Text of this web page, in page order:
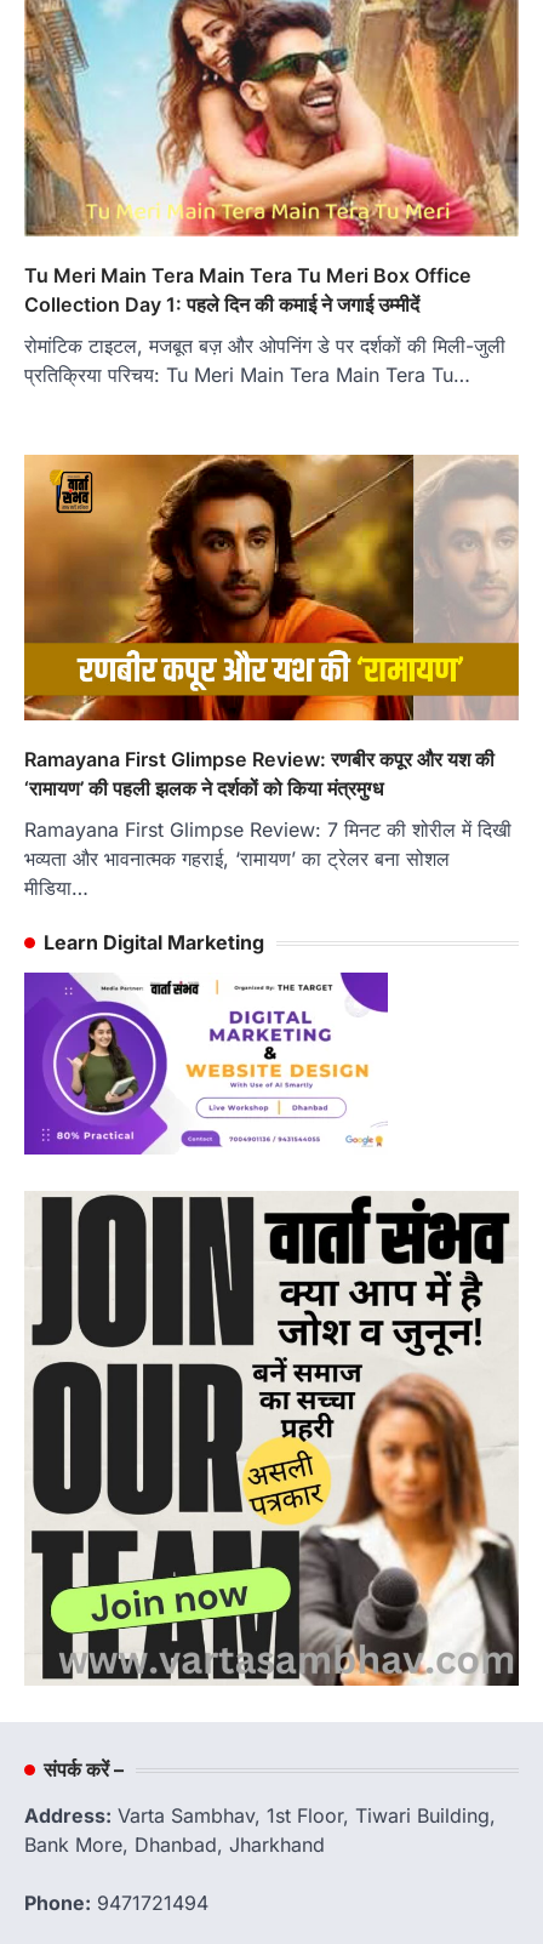
Tu Meri Main Tera Main Tera Tu Meri Box Office
Collection Day 1: पहले दिन की कमाई ने जगाई उम्मीदें
रोमांटिक टाइटल, मजबूत बज़ और ओपनिंग डे पर दर्शकों की मिली-जुली
प्रतिक्रिया परिचय: Tu Meri Main Tera Main Tera Tu…
Ramayana First Glimpse Review: रणबीर कपूर और यश की
‘रामायण’ की पहली झलक ने दर्शकों को किया मंत्रमुग्ध
Ramayana First Glimpse Review: 7 मिनट की शोरील में दिखी
भव्यता और भावनात्मक गहराई, ‘रामायण’ का ट्रेलर बना सोशल
मीडिया…
Learn Digital Marketing
संपर्क करें –
Address: Varta Sambhav, 1st Floor, Tiwari Building,
Bank More, Dhanbad, Jharkhand
Phone: 9471721494